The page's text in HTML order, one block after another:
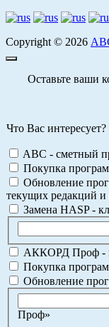
Copyright © 2026
Оставьте ваши
Что Вас интересует?
ABC - сметный
Покупка
Обновление
текущих редакций
Замена HASP -
АККОРД Проф -
Покупка
Обновление
Проф»